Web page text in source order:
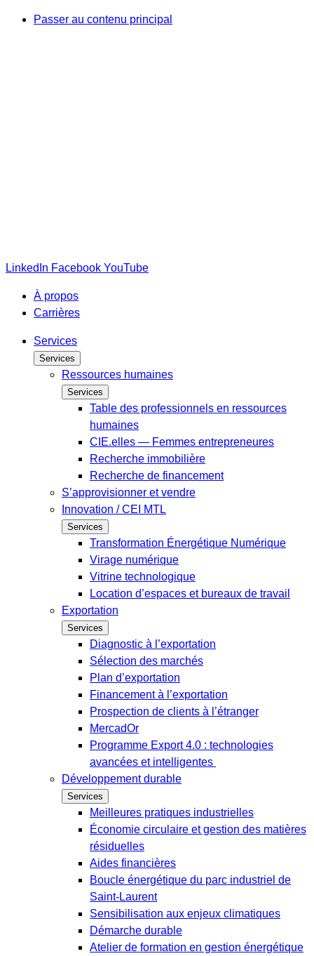
Passer au contenu principal
LinkedIn Facebook YouTube
À propos
Carrières
Services
Services
Ressources humaines
Services
Table des professionnels en ressources
humaines
CIE.elles — Femmes entrepreneures
Recherche immobilière
Recherche de financement
S’approvisionner et vendre
Innovation / CEI MTL
Services
Transformation Énergétique Numérique
Virage numérique
Vitrine technologique
Location d’espaces et bureaux de travail
Exportation
Services
Diagnostic à l’exportation
Sélection des marchés
Plan d’exportation
Financement à l’exportation
Prospection de clients à l’étranger
MercadOr
Programme Export 4.0 : technologies
avancées et intelligentes
Développement durable
Services
Meilleures pratiques industrielles
Économie circulaire et gestion des matières
résiduelles
Aides financières
Boucle énergétique du parc industriel de
Saint-Laurent
Sensibilisation aux enjeux climatiques
Démarche durable
Atelier de formation en gestion énergétique